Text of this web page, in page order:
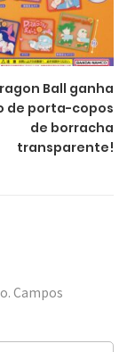
Ball ganha
de porta-copos
de borracha
transparente!
Campos